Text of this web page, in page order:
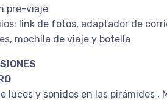
pre-viaje
link de fotos, adaptador de
mochila de viaje y botella
luces y sonidos en las pirámides ,